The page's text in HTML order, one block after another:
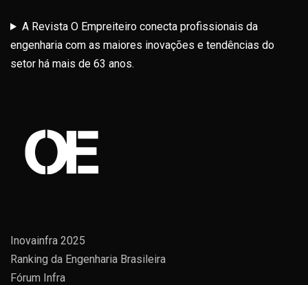
A Revista O Empreiteiro conecta profissionais da
engenharia com as maiores inovações e tendências do
setor há mais de 63 anos.
Inovainfra 2025
Ranking da Engenharia Brasileira
Fórum Infra